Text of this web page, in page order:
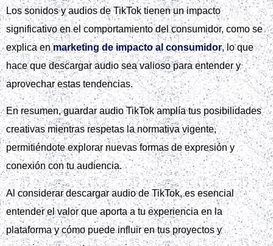
Los sonidos y audios de TikTok tienen un impacto
significativo en el comportamiento del consumidor, como se
explica enmarketing de impacto al consumidor, lo que
hace que descargar audio sea valioso para entender y
aprovechar estas tendencias.
En resumen, guardar audio TikTok amplía tus posibilidades
creativas mientras respetas la normativa vigente,
permitiéndote explorar nuevas formas de expresión y
conexión con tu audiencia.
Al considerar descargar audio de TikTok, es esencial
entender el valor que aporta a tu experiencia en la
plataforma y cómo puede influir en tus proyectos y